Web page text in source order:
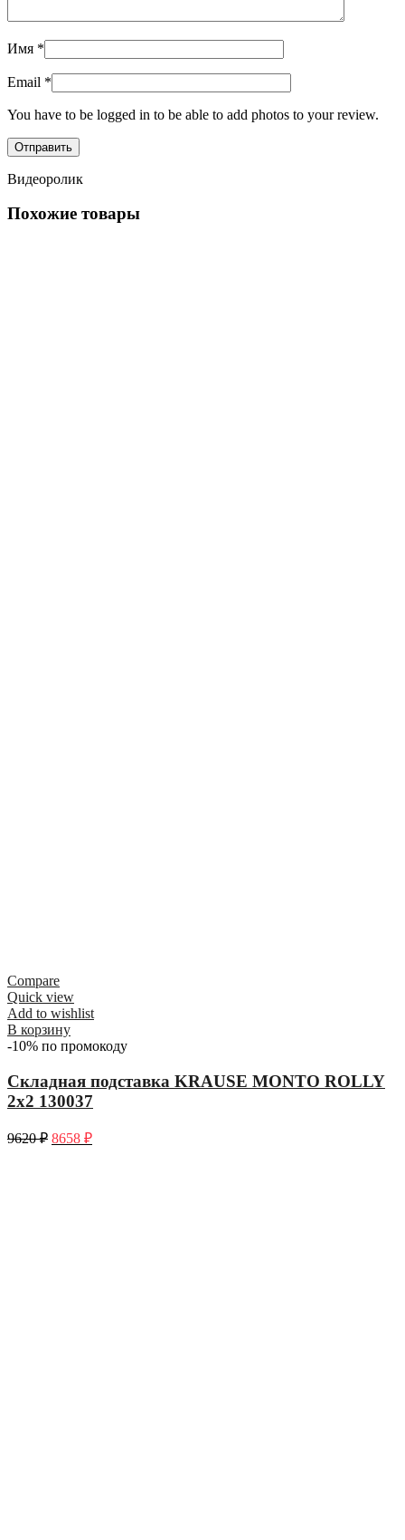
Имя *
Email *
You have to be logged in to be able to add photos to your review.
Видеоролик
Похожие товары
Compare
Quick view
Add to wishlist
В корзину
-10% по промокоду
Складная подставка KRAUSE MONTO ROLLY
2х2 130037
9620₽ 8658 ₽